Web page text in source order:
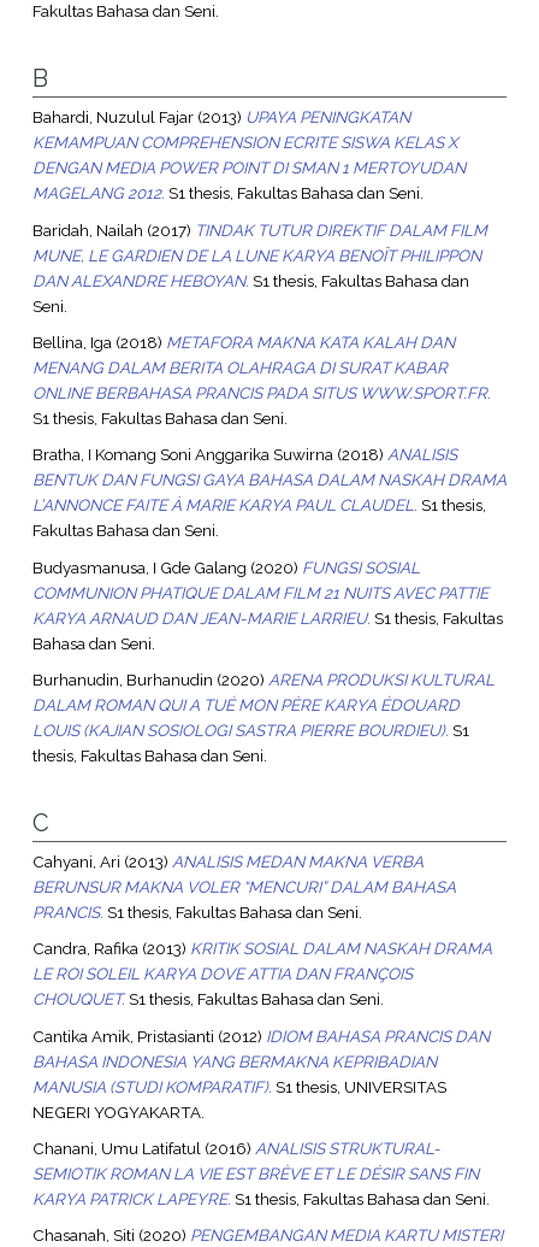
Fakultas Bahasa dan Seni.
B
Bahardi, Nuzulul Fajar(2013) UPAYA PENINGKATAN
KEMAMPUAN COMPREHENSION ECRITE SISWA KELAS X
DENGAN MEDIA POWER POINT DI SMAN 1 MERTOYUDAN
MAGELANG 2012. S1 thesis, Fakultas Bahasa dan Seni.
Baridah, Nailah (2017) TINDAK TUTUR DIREKTIF DALAM FILM
MUNE, LE GARDIEN DE LA LUNE KARYA BENOÎT PHILIPPON
DAN ALEXANDRE HEBOYAN. S1 thesis, Fakultas Bahasa dan
Seni.
Bellina, Iga (2018) METAFORA MAKNA KATA KALAH DAN
MENANG DALAM BERITA OLAHRAGA DI SURAT KABAR
ONLINE BERBAHASA PRANCIS PADA SITUS WWW.SPORT.FR.
S1 thesis, Fakultas Bahasa dan Seni.
Bratha, I Komang Soni Anggarika Suwirna(2018) ANALISIS
BENTUK DAN FUNGSI GAYA BAHASA DALAM NASKAH DRAMA
L’ANNONCE FAITE À MARIE KARYA PAUL CLAUDEL. S1 thesis,
Fakultas Bahasa dan Seni.
Budyasmanusa, I Gde Galang (2020) FUNGSI SOSIAL
COMMUNION PHATIQUE DALAM FILM 21 NUITS AVEC PATTIE
KARYA ARNAUD DAN JEAN-MARIE LARRIEU. S1 thesis, Fakultas
Bahasa dan Seni.
Burhanudin, Burhanudin (2020) ARENA PRODUKSI KULTURAL
DALAM ROMAN QUI A TUÉ MON PÈRE KARYA ÉDOUARD
LOUIS (KAJIAN SOSIOLOGI SASTRA PIERRE BOURDIEU). S1
thesis, Fakultas Bahasa dan Seni.
C
Cahyani, Ari (2013) ANALISIS MEDAN MAKNA VERBA
BERUNSUR MAKNA VOLER “MENCURI” DALAM BAHASA
PRANCIS. S1 thesis, Fakultas Bahasa dan Seni.
Candra, Rafika(2013) KRITIK SOSIAL DALAM NASKAH DRAMA
LE ROI SOLEIL KARYA DOVE ATTIA DAN FRANÇOIS
CHOUQUET.S1 thesis, Fakultas Bahasa dan Seni.
Cantika Amik, Pristasianti (2012) IDIOM BAHASA PRANCIS DAN
BAHASA INDONESIA YANG BERMAKNA KEPRIBADIAN
MANUSIA (STUDI KOMPARATIF). S1 thesis, UNIVERSITAS
NEGERI YOGYAKARTA.
Chanani, Umu Latifatul (2016) ANALISIS STRUKTURAL-
SEMIOTIK ROMAN LA VIE EST BRÈVE ET LE DÉSIR SANS FIN
KARYA PATRICK LAPEYRE. S1 thesis, Fakultas Bahasa dan Seni.
Chasanah, Siti (2020) PENGEMBANGAN MEDIA KARTU MISTERI